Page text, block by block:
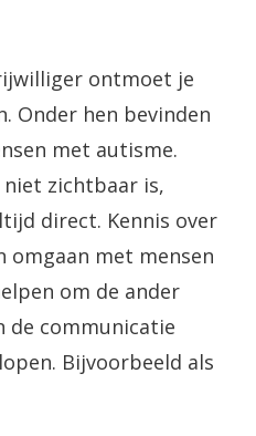
ontmoet je
Onder hen bevinden
met autisme.
zichtbaar is,
direct. Kennis over
omgaan met mensen
om de ander
de communicatie
Bijvoorbeeld als